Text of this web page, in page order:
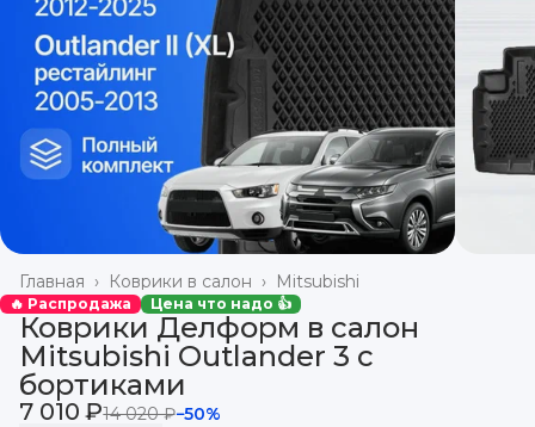
Mitsubishi
Коврики в салон ›
Главная ›
🔥 Распродажа Цена что надо 👍
Коврики Делформ в салон
Mitsubishi Outlander 3 с
бортиками
7 010 ₽14 020 ₽−50%